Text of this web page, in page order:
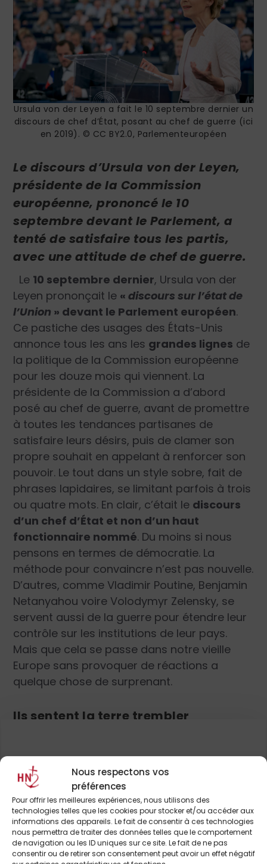
Nous respectons vos
préférences
Pour offrir les meilleures expériences, nous utilisons des
technologies telles que les cookies pour stocker et/ou accéder aux
informations des appareils. Le fait de consentir à ces technologies
nous permettra de traiter des données telles que le comportement
de navigation ou les ID uniques sur ce site. Le fait de ne pas
consentir ou de retirer son consentement peut avoir un effet négatif
Ursula von der Leyen a fait le 10 septembre dernier un
discours de chef d’État, posant au chef de guerre (ici
en 2019). © CC BY2.0, Parlementeuropéen
Le discours d’Ursula von der Leyen,
présidente de la Commission
européenne, prononcé le 10
septembredevant le Parlement, a
tenté de satisfaire tous les partis,
avec une attitude de chef de guerre.
Le 10 septembre dernier, Ursula von der
Leyen prononçait le «discours sur l’état de
l’Union » devant le Parlement européen.
Ce pastiche des usages des États-Unis
annonce tous les ans les grandes lignes de
la politique de la Commission européenne
pour les douze mois qui viennent. La
présidente de la Commission a d’abord
posé au chef de guerre, avant de promettre
à toutes les tendances partisanes de
satisfaire leurs désirs, puis de clamer son
propre souhait en appelant à renforcer son
pouvoir. Le tout dans un style sobre, fait de
phrases lapidaires, se limitant parfois à trois
ou quatre mots. En clair, c’était le discours
d’un chef d’État et non d’un haut
fonctionnaire nommé. Du moins si nous
pensons en termes de démocratie. La
méthode pour convaincre n’est pas nouvelle.
D’autres, comme Vladimir Poutine, Benjamin
Netanyahou voire Volodymyr Zelensky, se
servent aussi de la guerre pour étendre leur
contrôle sur les institutions de leur pays.
Mais que cela se passe dans notre vieille
Europe sans provoquer de réactions a
quelque chose de surprenant.
Ils sentent la terre trembler
s’émouvait «des difficultés que les
Européens rencontrent au quotidien. Ils
sentent la terre trembler sous leurs pieds,
dit-elle. Ils s’aperçoivent que plus ils
travaillent et plus leur vie est difficile (…) Ils
subissent le rythme effréné des
changements dans leur vie et dans leur
Pour continuer à lire cet
article
et de nombreux autres